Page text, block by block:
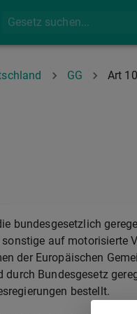
GG Art
bundesgesetzlich
auf motorisierte
der Europäischen
durch Bundesgesetz
bestellt.